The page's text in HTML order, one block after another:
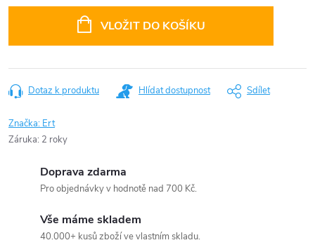
VLOŽIT DO KOŠÍKU
Dotaz k produktu Hlídat dostupnost Sdílet
Značka: Ert
Záruka: 2 roky
Doprava zdarma
Pro objednávky v hodnotě nad 700 Kč.
Vše máme skladem
40.000+ kusů zboží ve vlastním skladu.